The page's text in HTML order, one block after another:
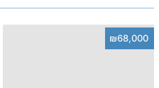
₪68,000